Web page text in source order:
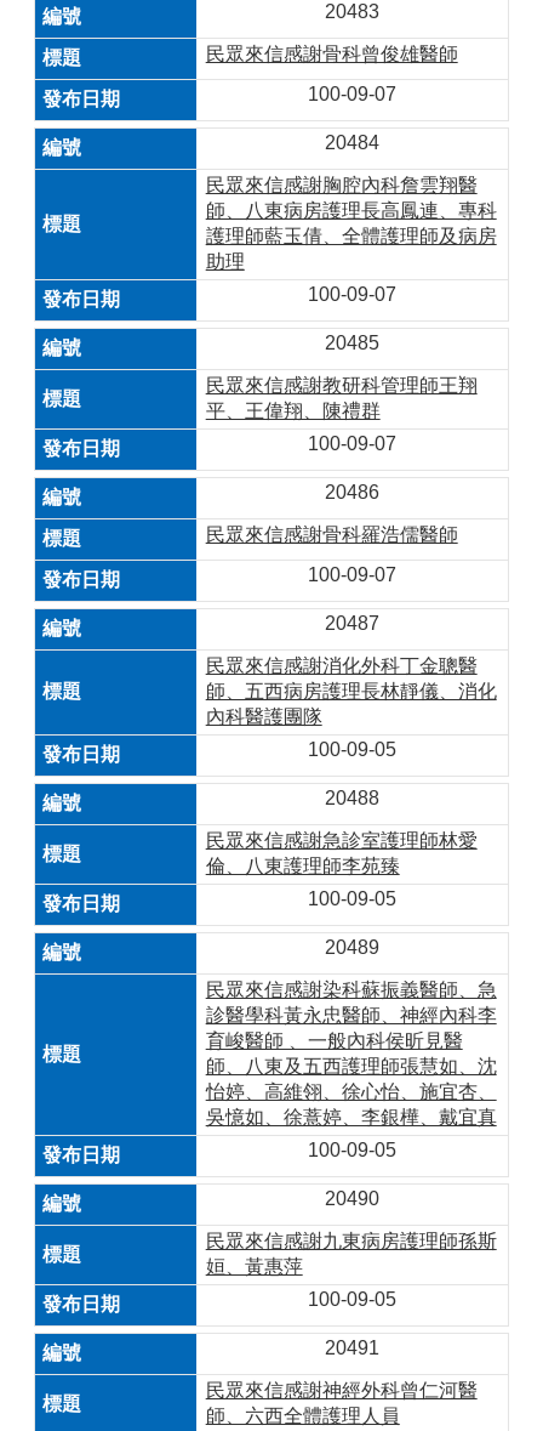
20483
民眾來信感謝骨科曾俊雄醫師
100-09-07
20484
民眾來信感謝胸腔內科詹雲翔醫
師、八東病房護理長高鳳連、專科
護理師藍玉倩、全體護理師及病房
助理
100-09-07
20485
民眾來信感謝教研科管理師王翔
平、王偉翔、陳禮群
100-09-07
20486
民眾來信感謝骨科羅浩儒醫師
100-09-07
20487
民眾來信感謝消化外科丁金聰醫
師、五西病房護理長林靜儀、消化
內科醫護團隊
100-09-05
20488
民眾來信感謝急診室護理師林愛
倫、八東護理師李苑臻
100-09-05
20489
民眾來信感謝染科蘇振義醫師、急
診醫學科黃永忠醫師、神經內科李
育峻醫師 、一般內科侯昕見醫
師、八東及五西護理師張慧如、沈
怡婷、高維翎、徐心怡、施宜杏、
吳憶如、徐薏婷、李銀樺、戴宜真
100-09-05
20490
民眾來信感謝九東病房護理師孫斯
姮、黃惠萍
100-09-05
20491
民眾來信感謝神經外科曾仁河醫
師、六西全體護理人員